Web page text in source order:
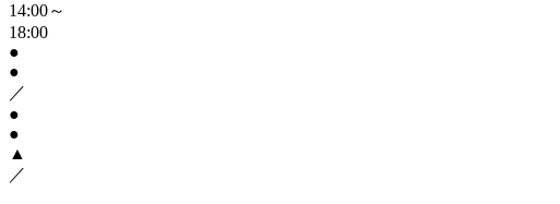
14:00～
18:00
●
●
／
●
●
▲
／